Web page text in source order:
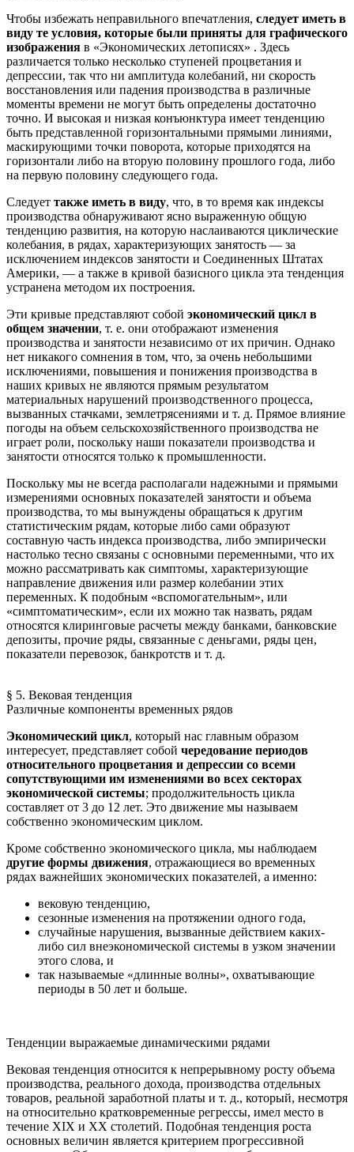
Чтобы избежать неправильного впечатления, следует иметь в
виду те условия, которые были приняты для графического
изображения в «Экономических летописях» . Здесь
различается только несколько ступеней процветания и
депрессии, так что ни амплитуда колебаний, ни скорость
восстановления или падения производства в различные
моменты времени не могут быть определены достаточно
точно. И высокая и низкая конъюнктура имеет тенденцию
быть представленной горизонтальными прямыми линиями,
маскирующими точки поворота, которые приходятся на
горизонтали либо на вторую половину прошлого года, либо
на первую половину следующего года.
Следует также иметь в виду, что, в то время как индексы
производства обнаруживают ясно выраженную общую
тенденцию развития, на которую наслаиваются циклические
колебания, в рядах, характеризующих занятость — за
исключением индексов занятости и Соединенных Штатах
Америки, — а также в кривой базисного цикла эта тенденция
устранена методом их построения.
Эти кривые представляют собой экономический цикл в
общем значении, т. е. они отображают изменения
производства и занятости независимо от их причин. Однако
нет никакого сомнения в том, что, за очень небольшими
исключениями, повышения и понижения производства в
наших кривых не являются прямым результатом
материальных нарушений производственного процесса,
вызванных стачками, землетрясениями и т. д. Прямое влияние
погоды на объем сельскохозяйственного производства не
играет роли, поскольку наши показатели производства и
занятости относятся только к промышленности.
Поскольку мы не всегда располагали надежными и прямыми
измерениями основных показателей занятости и объема
производства, то мы вынуждены обращаться к другим
статистическим рядам, которые либо сами образуют
составную часть индекса производства, либо эмпирически
настолько тесно связаны с основными переменными, что их
можно рассматривать как симптомы, характеризующие
направление движения или размер колебании этих
переменных. К подобным «вспомогательным», или
«симптоматическим», если их можно так назвать, рядам
относятся клиринговые расчеты между банками, банковские
депозиты, прочие ряды, связанные с деньгами, ряды цен,
показатели перевозок, банкротств и т. д.
§ 5. Вековая тенденция
Различные компоненты временных рядов
Экономический цикл, который нас главным образом
интересует, представляет собой чередование периодов
относительного процветания и депрессии со всеми
сопутствующими им изменениями во всех секторах
экономической системы; продолжительность цикла
составляет от 3 до 12 лет. Это движение мы называем
собственно экономическим циклом.
Кроме собственно экономического цикла, мы наблюдаем
другие формы движения, отражающиеся во временных
рядах важнейших экономических показателей, а именно:
вековую тенденцию,
сезонные изменения на протяжении одного года,
случайные нарушения, вызванные действием каких-
либо сил внеэкономической системы в узком значении
этого слова, и
так называемые «длинные волны», охватывающие
периоды в 50 лет и больше.
Тенденции выражаемые динамическими рядами
Вековая тенденция относится к непрерывному росту объема
производства, реального дохода, производства отдельных
товаров, реальной заработной платы и т. д., который, несмотря
на относительно кратковременные регрессы, имел место в
течение XIX и XX столетий. Подобная тенденция роста
основных величин является критерием прогрессивной